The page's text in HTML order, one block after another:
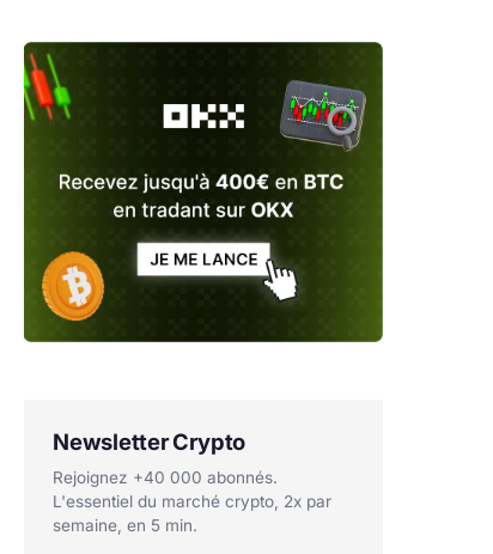
Newsletter Crypto
Rejoignez +40 000 abonnés.
L'essentiel du marché crypto, 2x par
semaine, en 5 min.